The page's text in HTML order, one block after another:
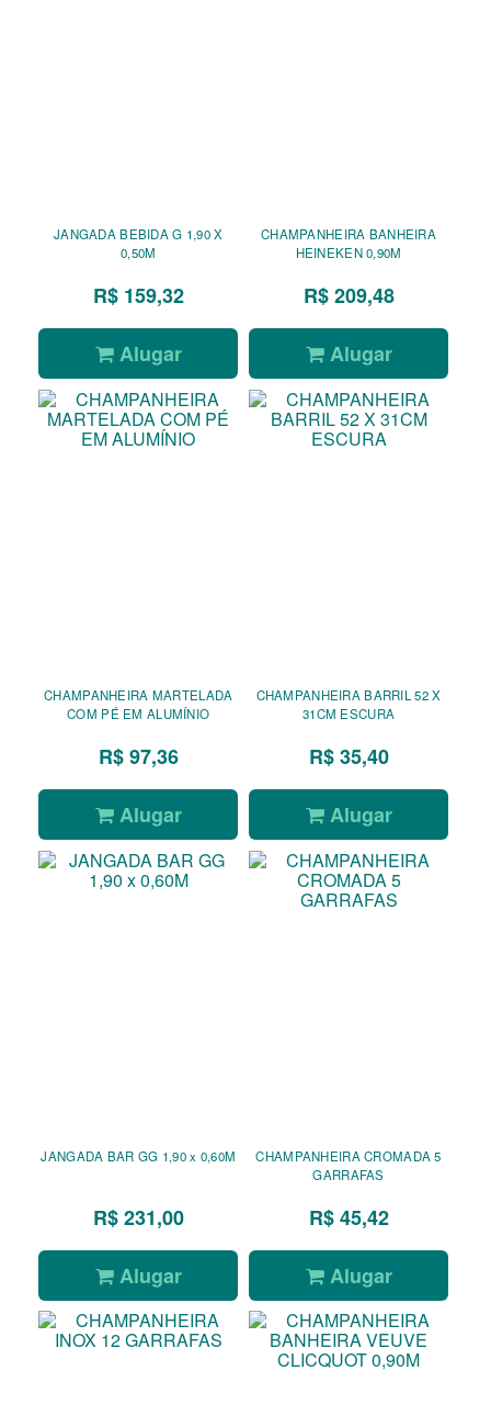
JANGADA BEBIDA G 1,90 X
0,50M
R$ 159,32
Alugar
CHAMPANHEIRA BANHEIRA
HEINEKEN 0,90M
R$ 209,48
Alugar
CHAMPANHEIRA MARTELADA
COM PÉ EM ALUMÍNIO
R$ 97,36
Alugar
CHAMPANHEIRA BARRIL 52 X
31CM ESCURA
R$ 35,40
Alugar
JANGADA BAR GG 1,90 x 0,60M
R$ 231,00
Alugar
CHAMPANHEIRA CROMADA 5
GARRAFAS
R$ 45,42
Alugar